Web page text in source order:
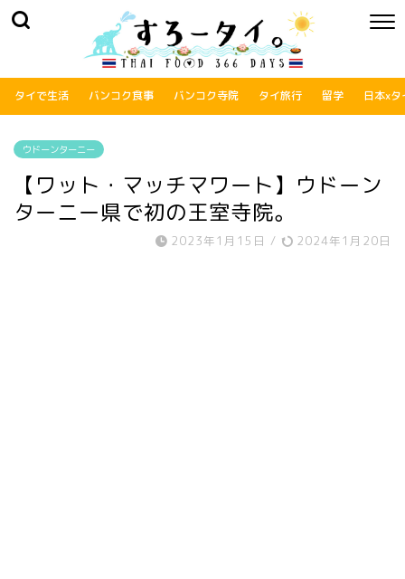
タイで生活 バンコク食事 バンコク寺院 タイ旅行 留学 日本xタ
ウドーンターニー
【ワット・マッチマワート】ウドーン
ターニー県で初の王室寺院。
2023年1月15日 / 2024年1月20日